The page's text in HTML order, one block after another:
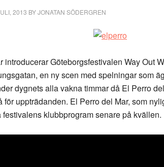
2013 BYJONATAN SÖDERGREN
introducerar Göteborgsfestivalen Way Out
en ny scen med spelningar som
dygnets alla vakna timmar då El Perro
för uppträdanden. El Perro del Mar, som
festivalens klubbprogram senare på kvällen.